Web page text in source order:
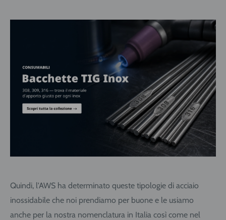
Quindi, l'AWS ha determinato queste tipologie di acciaio
inossidabile che noi prendiamo per buone e le usiamo
anche per la nostra nomenclatura in Italia così come nel